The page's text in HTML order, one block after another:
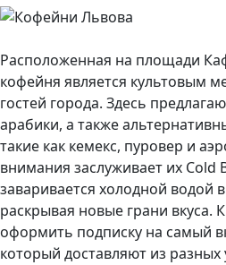
Расположенная на площади
кофейня является культовым
гостей города. Здесь
арабики, а также
такие как кемекс, пуровер и
внимания заслуживает их
заваривается холодной водой
раскрывая новые грани вкуса.
оформить подписку на самый
который доставляют из разных